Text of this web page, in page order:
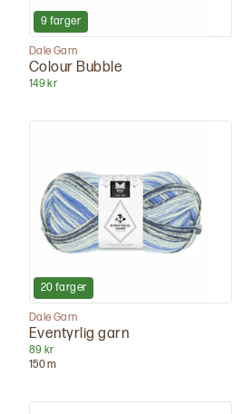
9 farger
Dale Garn
Colour Bubble
149 kr
20 farger
Dale Garn
Eventyrlig garn
89 kr
150m